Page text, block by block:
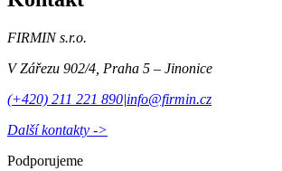
FIRMIN s.r.o.
V Zářezu 902/4 Praha 5 – Jinonice
(+420) 211 221 890|info@firmin.cz
Další kontakty ->
Podporujeme